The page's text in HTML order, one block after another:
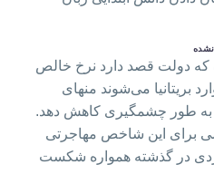
که دولت قصد دارد نرخ خالص
بریتانیا می‌شوند منهای
به‌ طور چشمگیری کاهش دهد.
برای این شاخص مهاجرتی
در گذشته همواره شکست